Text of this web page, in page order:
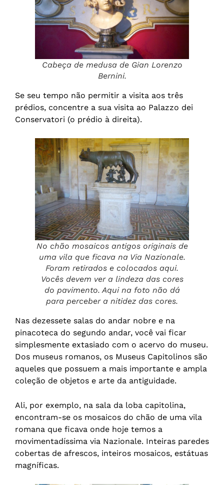
Cabeça de medusa de Gian Lorenzo
Bernini.
Se seu tempo não permitir a visita aos três
prédios, concentre a sua visita ao Palazzo dei
Conservatori (o prédio à direita).
No chão mosaicos antigos originais de
uma vila que ficava na Via Nazionale.
Foram retirados e colocados aqui.
Vocês devem ver a lindeza das cores
do pavimento. Aqui na foto não dá
para perceber a nitidez das cores.
Nas dezessete salas do andar nobre e na
pinacoteca do segundo andar, você vai ficar
simplesmente extasiado com o acervo do museu.
Dos museus romanos, os Museus Capitolinos são
aqueles que possuem a mais importante e ampla
coleção de objetos e arte da antiguidade.
Ali, por exemplo, na sala da loba capitolina,
encontram-se os mosaicos do chão de uma vila
romana que ficava onde hoje temos a
movimentadíssima via Nazionale. Inteiras paredes
cobertas de afrescos, inteiros mosaicos, estátuas
magníficas.